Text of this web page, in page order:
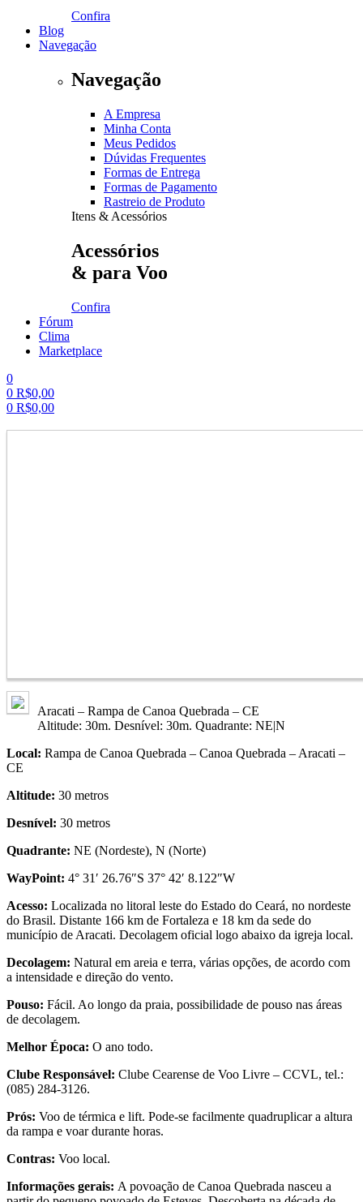
Confira
Blog
Navegação
Navegação
A Empresa
Minha Conta
Meus Pedidos
Dúvidas Frequentes
Formas de Entrega
Formas de Pagamento
Rastreio de Produto
Itens & Acessórios
Acessórios
& para Voo
Confira
Fórum
Clima
Marketplace
0
0 R$0,00
0 R$0,00
Aracati – Rampa de Canoa Quebrada – CE
Altitude: 30m. Desnível: 30m. Quadrante: NE|N
Local: Rampa de Canoa Quebrada – Canoa Quebrada – Aracati –
CE
Altitude: 30 metros
Desnível: 30 metros
Quadrante: NE (Nordeste), N (Norte)
WayPoint: 4° 31′ 26.76″S 37° 42′ 8.122″W
Acesso: Localizada no litoral leste do Estado do Ceará, no nordeste
do Brasil. Distante 166 km de Fortaleza e 18 km da sede do
município de Aracati. Decolagem oficial logo abaixo da igreja local.
Decolagem: Natural em areia e terra, várias opções, de acordo com
a intensidade e direção do vento.
Pouso: Fácil. Ao longo da praia, possibilidade de pouso nas áreas
de decolagem.
Melhor Época: O ano todo.
Clube Responsável: Clube Cearense de Voo Livre – CCVL, tel.:
(085) 284-3126.
Prós: Voo de térmica e lift. Pode-se facilmente quadruplicar a altura
da rampa e voar durante horas.
Contras: Voo local.
Informações gerais: A povoação de Canoa Quebrada nasceu a